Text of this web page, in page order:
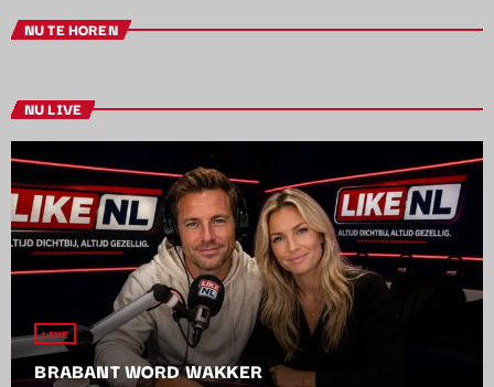
NU TE HOREN
NU LIVE
LIVE
BRABANT WORD WAKKER